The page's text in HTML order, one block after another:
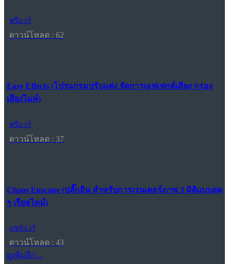
ฟรีแวร์
ดาวน์โหลด : 62
Easy Effects (โปรแกรมปรับแต่ง จัดการเอฟเฟกต์เสียง กรอง
เสียงไมค์)
ฟรีแวร์
ดาวน์โหลด : 37
Chaos Enscape (ปลั๊กอิน สำหรับการเรนเดอร์ภาพ 3 มิติแบบสด
ๆ เรียลไทม์)
แชร์แวร์
ดาวน์โหลด : 43
ดูเพิ่มอีก...